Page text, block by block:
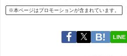
※本ページはプロモーションが含まれています。
LINE